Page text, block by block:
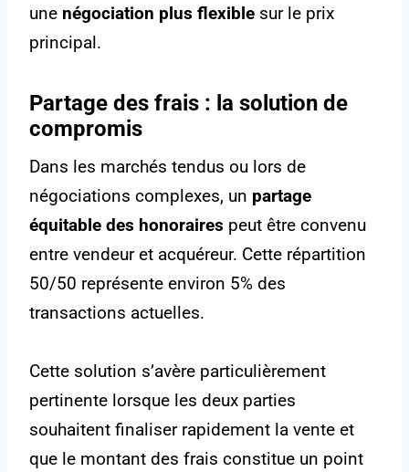
une négociation plus flexible sur le prix
principal.
Partage des frais : la solution de
compromis
Dans les marchés tendus ou lors de
négociations complexes, un partage
équitable des honoraires peut être convenu
entre vendeur et acquéreur. Cette répartition
50/50 représente environ 5% des
transactions actuelles.
Cette solution s’avère particulièrement
pertinente lorsque les deux parties
souhaitent finaliser rapidement la vente et
que le montant des frais constitue un point